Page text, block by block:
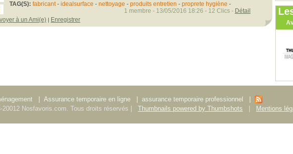
TAG(S): fabricant- idealsurface - nettoyage - produits entretien - proprete hygiène -
à un Ami(e) | Enregistrer
1 membre - 13/05/2016 18:26 - 12 Clics - Détail
Assurance temporaire en ligne assurance temporaire professionnel
Nosfavoris.com. Tous droits réservés |
Thumbnails powered by Thumbshots Mentions